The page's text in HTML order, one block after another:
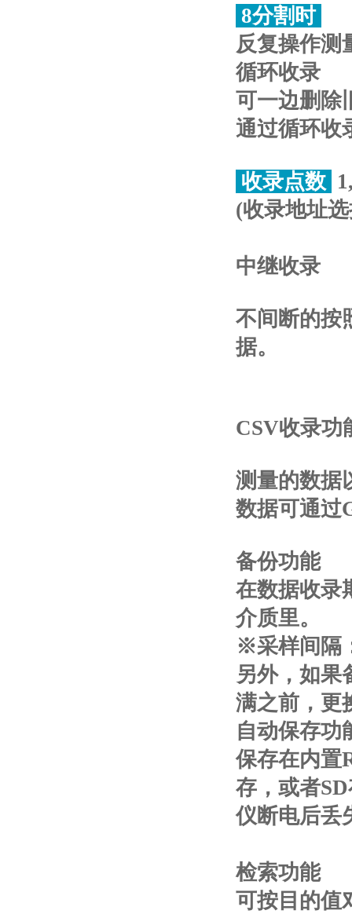
8分割时
反复操作测
循环收录
可一边删除
通过循环收
收录点数
(收录地址
中继收录
不间断的按
据。
CSV收录功
测量的数据
数据可通过
备份功能
在数据收录
介质里。
※采样间隔
另外，如果
满之前，更
自动保存功
保存在内置
存，或者
仪断电后丢
检索功能
可按目的值